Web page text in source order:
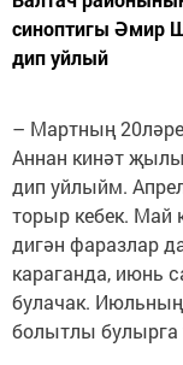
синоптигы Әмир
дип уйлый
– Мартның
Аннан кинәт
дип уйлыйм.
торыр кебек. Май
дигән фаразлар
караганда, июнь
булачак.
болытлы булырга